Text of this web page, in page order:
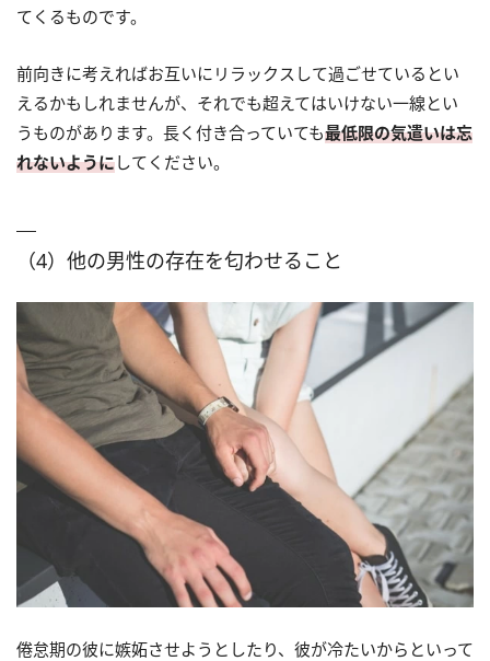
てくるものです。
前向きに考えればお互いにリラックスして過ごせているとい
えるかもしれませんが、それでも超えてはいけない一線とい
うものがあります。長く付き合っていても最低限の気遣いは忘
れないようにしてください。
（4）他の男性の存在を匂わせること
倦怠期の彼に嫉妬させようとしたり、彼が冷たいからといって